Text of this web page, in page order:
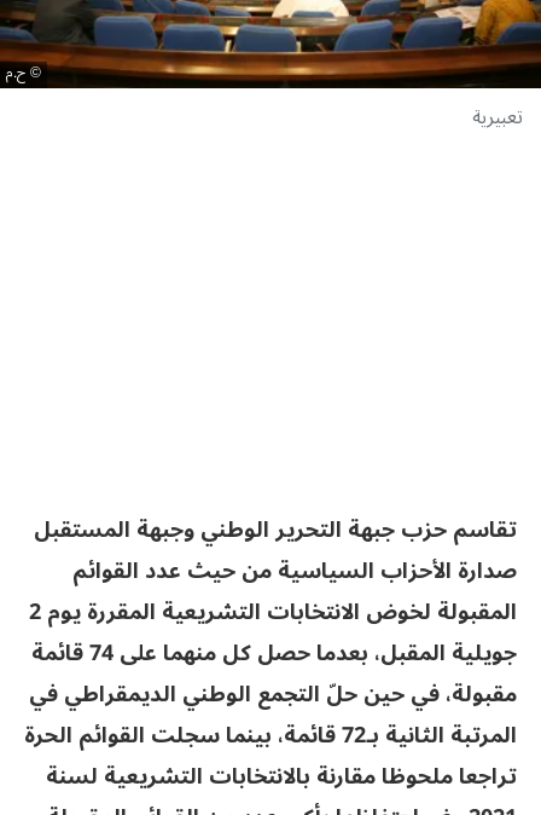
ح.م
تعبيرية
تقاسم حزب جبهة التحرير الوطني وجبهة المستقبل
صدارة الأحزاب السياسية من حيث عدد القوائم
المقبولة لخوض الانتخابات التشريعية المقررة يوم 2
جويلية المقبل، بعدما حصل كل منهما على 74 قائمة
مقبولة، في حين حلّ التجمع الوطني الديمقراطي في
المرتبة الثانية بـ72 قائمة، بينما سجلت القوائم الحرة
تراجعا ملحوظا مقارنة بالانتخابات التشريعية لسنة